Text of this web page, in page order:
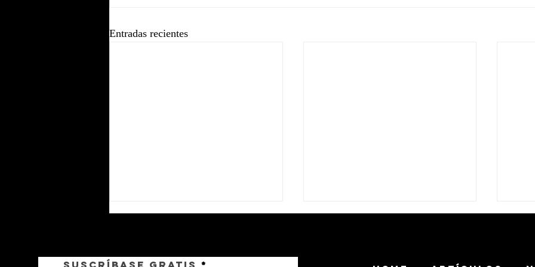
Entradas recientes